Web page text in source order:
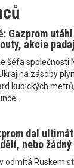
Gazprom
akcie
šéfa společnosti
zásoby
kubických
dal
nebo žádný
odmítá Ruskem